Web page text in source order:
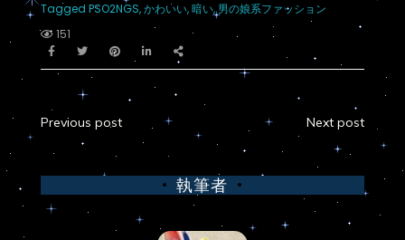
Tagged PSO2NGS,かわいい,暗い,男の娘系ファッション
151
Previous post Next post
執筆者